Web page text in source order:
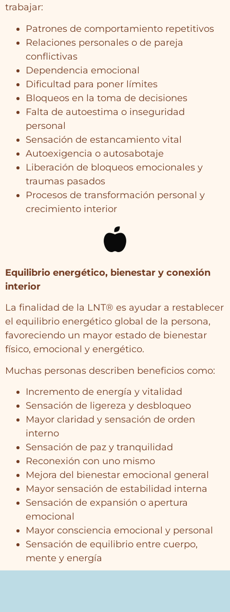
trabajar:
Patrones de comportamiento repetitivos
Relaciones personales o de pareja
conflictivas
Dependencia emocional
Dificultad para poner límites
Bloqueos en la toma de decisiones
Falta de autoestima o inseguridad
personal
Sensación de estancamiento vital
Autoexigencia o autosabotaje
Liberación de bloqueos emocionales y
traumas pasados
Procesos de transformación personal y
crecimiento interior
Equilibrio energético, bienestar y conexión
interior
La finalidad de la LNT® es ayudar a restablecer
el equilibrio energético global de la persona,
favoreciendo un mayor estado de bienestar
físico, emocional y energético.
Muchas personas describen beneficios como:
Incremento de energía y vitalidad
Sensación de ligereza y desbloqueo
Mayor claridad y sensación de orden
interno
Sensación de paz y tranquilidad
Reconexión con uno mismo
Mejora del bienestar emocional general
Mayor sensación de estabilidad interna
Sensación de expansión o apertura
emocional
Mayor consciencia emocional y personal
Sensación de equilibrio entre cuerpo,
mente y energía